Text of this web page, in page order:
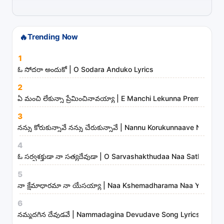
t
a
n
d
m
i
n
i
s
t
r
i
e
s
🔥Trending Now
1
ఓ సోదరా అందుకో | O Sodara Anduko Lyrics
2
ఏ మంచి లేకున్నా ప్రేమించినావయ్యా | E Manchi Lekunna
3
నన్ను కోరుకున్నావే నన్ను చేరుకున్నావే | Nannu Korukunnaave Nannu
4
ఓ సర్వశక్తుడా నా సత్యదేవుడా | O Sarvashakthudaa Naa
5
నా క్షేమాధారమా నా యేసయ్యా | Naa Kshemadharama Naa Yesayya
6
నమ్మదగిన దేవుడవే | Nammadagina Devudave Song Lyrics